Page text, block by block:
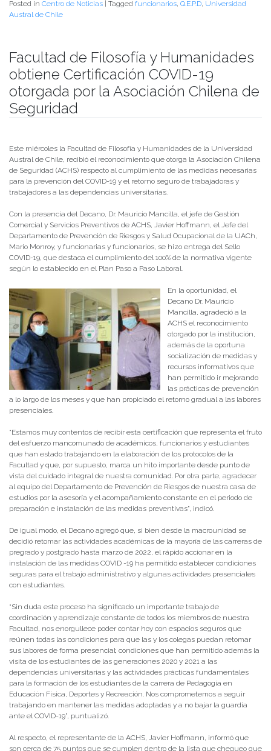
Posted in Centro de Noticias | Tagged funcionarios Q.E.P.D Universidad
Austral de Chile
Facultad de Filosofía y Humanidades
obtiene Certificación COVID-19
otorgada por la Asociación Chilena de
Seguridad
Este miércoles la Facultad de Filosofía y Humanidades de la Universidad
Austral de Chile, recibió el reconocimiento que otorga la Asociación Chilena
de Seguridad (ACHS) respecto al cumplimiento de las medidas necesarias
para la prevención del COVID-19 y el retorno seguro de trabajadoras y
trabajadores a las dependencias universitarias.
Con la presencia del Decano, Dr. Mauricio Mancilla, el jefe de Gestión
Comercial y Servicios Preventivos de ACHS, Javier Hoffmann, el Jefe del
Departamento de Prevención de Riesgos y Salud Ocupacional de la UACh,
Mario Monroy, y funcionarias y funcionarios, se hizo entrega del Sello
COVID-19, que destaca el cumplimiento del 100% de la normativa vigente
según lo establecido en el Plan Paso a Paso Laboral.
En la oportunidad, el
Decano Dr. Mauricio
Mancilla, agradeció a la
ACHS el reconocimiento
otorgado por la institución,
además de la oportuna
socialización de medidas y
recursos informativos que
han permitido ir mejorando
las prácticas de prevención
a lo largo de los meses y que han propiciado el retorno gradual a las labores
presenciales.
“Estamos muy contentos de recibir esta certificación que representa el fruto
del esfuerzo mancomunado de académicos, funcionarios y estudiantes
que han estado trabajando en la elaboración de los protocolos de la
Facultad y que, por supuesto, marca un hito importante desde punto de
vista del cuidado integral de nuestra comunidad. Por otra parte, agradecer
al equipo del Departamento de Prevención de Riesgos de nuestra casa de
estudios por la asesoría y el acompañamiento constante en el periodo de
preparación e instalación de las medidas preventivas”, indicó.
De igual modo, el Decano agregó que, si bien desde la macrounidad se
decidió retomar las actividades académicas de la mayoría de las carreras de
pregrado y postgrado hasta marzo de 2022, el rápido accionar en la
instalación de las medidas COVID -19 ha permitido establecer condiciones
seguras para el trabajo administrativo y algunas actividades presenciales
con estudiantes.
“Sin duda este proceso ha significado un importante trabajo de
coordinación y aprendizaje constante de todos los miembros de nuestra
Facultad, nos enorgullece poder contar hoy con espacios seguros que
reúnen todas las condiciones para que las y los colegas puedan retomar
sus labores de forma presencial; condiciones que han permitido además la
visita de los estudiantes de las generaciones 2020 y 2021 a las
dependencias universitarias y las actividades prácticas fundamentales
para la formación de los estudiantes de la carrera de Pedagogía en
Educación Física, Deportes y Recreación. Nos comprometemos a seguir
trabajando en mantener las medidas adoptadas y a no bajar la guardia
ante el COVID-19”, puntualizó.
Al respecto, el representante de la ACHS, Javier Hoffmann, informó que
son cerca de 75 puntos que se cumplen dentro de la lista que chequeo que